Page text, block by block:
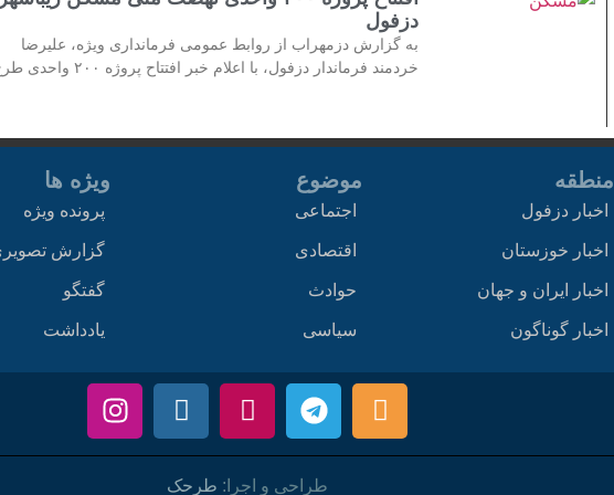
دزفول
به گزارش دزمهراب از روابط عمومی فرمانداری ویژه، علیرضا
خردمند فرماندار دزفول، با اعلام خبر افتتاح پروژه ۲۰۰ واحدی طرح
منطقه
اخبار دزفول
اخبار خوزستان
اخبار ایران و جهان
اخبار گوناگون
موضوع
اجتماعی
اقتصادی
حوادث
سیاسی
ویژه ها
پرونده ویژه
گزارش
گفتگو
یادداشت
طراحی و اجرا: طرحک